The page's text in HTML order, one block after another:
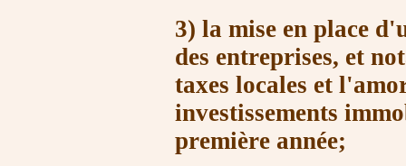
3) la mise en place
des entreprises, et
taxes locales et
investissements
première année;